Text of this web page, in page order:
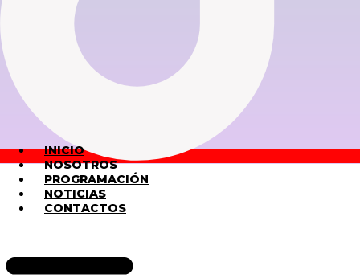
INICIO
NOSOTROS
PROGRAMACIÓN
NOTICIAS
CONTACTOS